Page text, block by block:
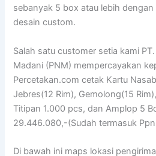
sebanyak 5 box atau lebih
desain custom.
Salah satu customer setia kami
Madani (PNM) mempercayakan
Percetakan.com cetak Kartu
Jebres(12 Rim), Gemolong(15
Titipan 1.000 pcs, dan Amplop 5
29.446.080,-(Sudah termasuk
Di bawah ini maps lokasi